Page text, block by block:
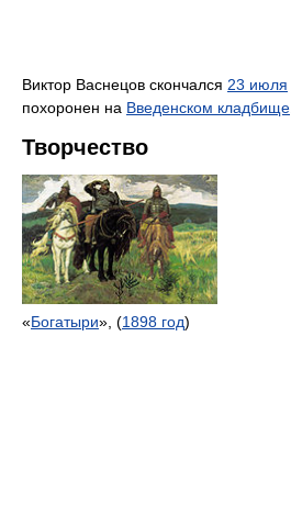
Виктор Васнецов скончался 23 июля
похоронен на Введенском кладбище
Творчество
«Богатыри», (1898 год)